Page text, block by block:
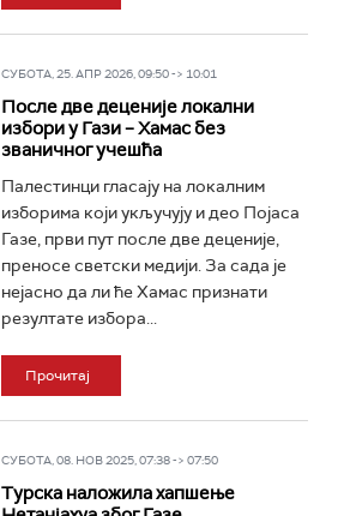
СУБОТА, 25. АПР 2026, 09:50 -> 10:01
После две деценије локални
избори у Гази – Хамас без
званичног учешћа
Палестинци гласају на локалним
изборима који укључују и део Појаса
Газе, први пут после две деценије,
преносе светски медији. За сада је
нејасно да ли ће Хамас признати
резултате избора...
Прочитај
СУБОТА, 08. НОВ 2025, 07:38 -> 07:50
Турска наложила хапшење